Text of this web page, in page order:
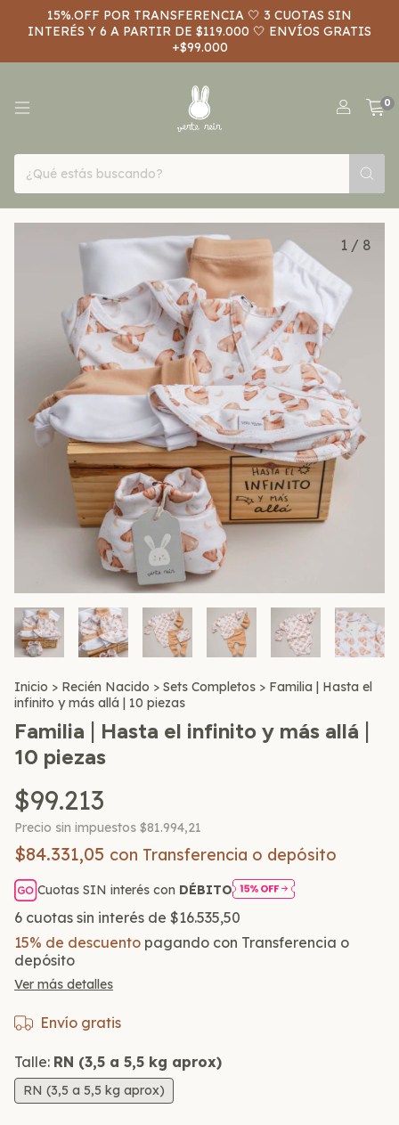
15%.OFF POR TRANSFERENCIA 🤍 3 CUOTAS SIN
INTERÉS Y 6 A PARTIR DE $119.000 🤍 ENVÍOS GRATIS
+$99.000
0
1 / 8
Inicio > Recién Nacido > Sets Completos > Familia | Hasta el
infinito y más allá | 10 piezas
Familia | Hasta el infinito y más allá |
10 piezas
$99.213
Precio sin impuestos $81.994,21
$84.331,05 con Transferencia o depósito
Cuotas SIN interés con DÉBITO
6 cuotas sin interés de $16.535,50
15% de descuento pagando con Transferencia o
depósito
Ver más detalles
Envío gratis
Talle: RN (3,5 a 5,5 kg aprox)
RN (3,5 a 5,5 kg aprox)